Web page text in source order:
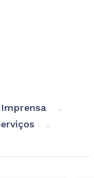
Imprensa